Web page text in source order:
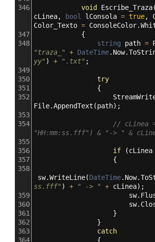
346
void Escribe_Traza(
cLinea, bool lConsola = true,
Color_Texto = ConsoleColor.
347
{
348
string path =
"traza_"
+ DateTime. Now.
yy" ) + ".txt" ;
349
350
try
351
{
352
File.AppendText (path);
353
354
// cLinea =
"HH:mm:ss.fff") & "-> " &
355
356
if (cLinea
357
{
358
sw.WriteLine(DateTime. Now.
ss.fff" ) + " -> " + cLinea);
359
sw.
360
sw.
361
}
362
}
363
catch
364
{